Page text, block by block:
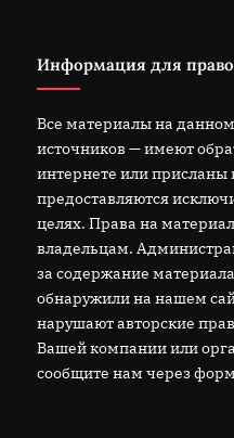
Информация для
Все материалы на
источников — имеют
интернете или присланы
предоставляются
целях. Права на
владельцам.
за содержание
обнаружили на нашем
нарушают авторские
Вашей компании или
сообщите нам через